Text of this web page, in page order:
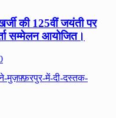
की 125वीं जयंती पर
सम्मेलन आयोजित।